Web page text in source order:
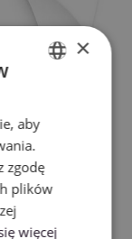
POLISH
×
aby
zgodę
plików
więcej